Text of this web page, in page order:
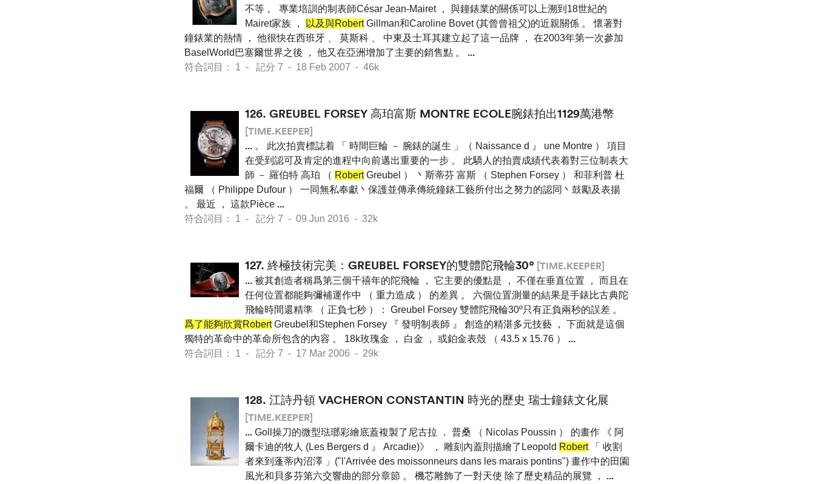
不等 。 專業培訓的制表師César Jean-Mairet ， 與鐘錶業的關係可以上溯到18世紀的
Mairet家族 ，
以及與RobertGillman和Caroline Bovet (其曾曾祖父)的近親關係 。 懷著對
鐘錶業的熱情 ， 他很快在西班牙 、 莫斯科 、 中東及士耳其建立起了這一品牌 ， 在2003年第一次參加
BaselWorld巴塞爾世界之後 ， 他又在亞洲增加了主要的銷售點 。 ...
符合詞目： 1 - 記分 7 - 18 Feb 2007 - 46k
126. GREUBEL FORSEY 高珀富斯 MONTRE ECOLE腕錶拍出1129萬港幣
[TIME.KEEPER]
... 。 此次拍賣標誌着 「 時間巨輪 － 腕錶的誕生 」（ Naissance d 』 une Montre ） 項目
在受到認可及肯定的進程中向前邁出重要的一步 。 此驕人的拍賣成績代表着對三位制表大
師 － 羅伯特 高珀 （ RobertGreubel ） 丶斯蒂芬 富斯 （ Stephen Forsey ） 和菲利普 杜
福爾 （ Philippe Dufour ） 一同無私奉獻丶保護並傳承傳統鐘錶工藝所付出之努力的認同丶鼓勵及表揚
。 最近 ， 這款Pièce ...
符合詞目： 1 - 記分 7 - 09 Jun 2016 - 32k
127. 終極技術完美：GREUBEL FORSEY的雙體陀飛輪30º [TIME.KEEPER]
... 被其創造者稱爲第三個千禧年的陀飛輪 ， 它主要的優點是 ， 不僅在垂直位置 ， 而且在
任何位置都能夠彌補運作中 （ 重力造成 ） 的差異 。 六個位置測量的結果是手錶比古典陀
飛輪時間還精準 （ 正負七秒 ）： Greubel Forsey 雙體陀飛輪30º只有正負兩秒的誤差 。
爲了能夠欣賞RobertGreubel和Stephen Forsey 『 發明制表師 』 創造的精湛多元技藝 ， 下面就是這個
獨特的革命中的革命所包含的內容 。 18k玫瑰金 ， 白金 ， 或鉑金表殼 （ 43.5 x 15.76 ） ...
符合詞目： 1 - 記分 7 - 17 Mar 2006 - 29k
128. 江詩丹頓 VACHERON CONSTANTIN 時光的歷史 瑞士鐘錶文化展
[TIME.KEEPER]
... Goll操刀的微型琺瑯彩繪底蓋複製了尼古拉 ． 普桑 （ Nicolas Poussin ） 的畫作 《 阿
爾卡迪的牧人 (Les Bergers d 』 Arcadie)》 ， 雕刻內蓋則描繪了Leopold Robert「 收割
者來到蓬蒂內沼澤 」("l'Arrivée des moissonneurs dans les marais pontins") 畫作中的田園
風光和貝多芬第六交響曲的部分章節 。 機芯雕飾了一對天使 除了歷史精品的展覽 ， ...